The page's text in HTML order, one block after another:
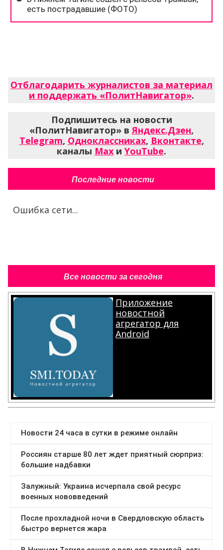
Отблагодарить журналистов за материал
и поддержать «ПолитНавигатор».
Подпишитесь на новости
«ПолитНавигатор» в Яндекс.Дзен,
Telegram, Одноклассниках, Вконтакте,
каналы Max и YouTube.
Последние новости
Ошибка сети...
Все новости за сегодня
Приложение
новостной
агрегатор для
Android
.